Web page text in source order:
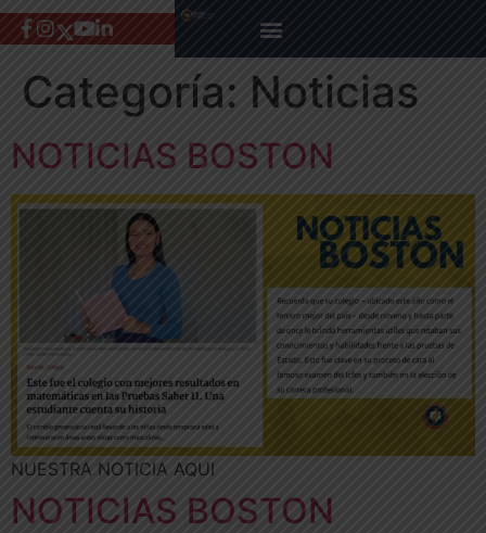
Categoría: Noticias
NOTICIAS BOSTON
NUESTRA NOTICIA AQUI
NOTICIAS BOSTON